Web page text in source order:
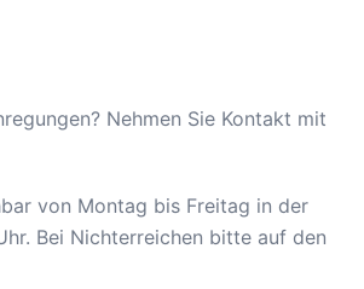
Nehmen Sie Kontakt mit
von Montag bis Freitag in der
Bei Nichterreichen bitte auf den